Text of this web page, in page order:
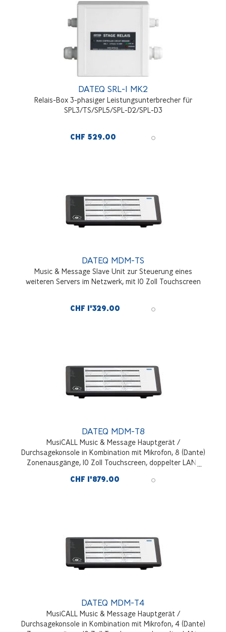
DATEQ SRL-1 MK2
Relais-Box 3-phasiger Leistungsunterbrecher für
SPL3/TS/SPL5/SPL-D2/SPL-D3
CHF 529.00
DATEQ MDM-TS
Music & Message Slave Unit zur Steuerung eines
weiteren Servers im Netzwerk, mit 10 Zoll Touchscreen
CHF 1'329.00
DATEQ MDM-T8
MusiCALL Music & Message Hauptgerät /
Durchsagekonsole in Kombination mit Mikrofon, 8 (Dante)
Zonenausgänge, 10 Zoll Touchscreen, doppelter LAN-
CHF 1'879.00
DATEQ MDM-T4
MusiCALL Music & Message Hauptgerät /
Durchsagekonsole in Kombination mit Mikrofon, 4 (Dante)